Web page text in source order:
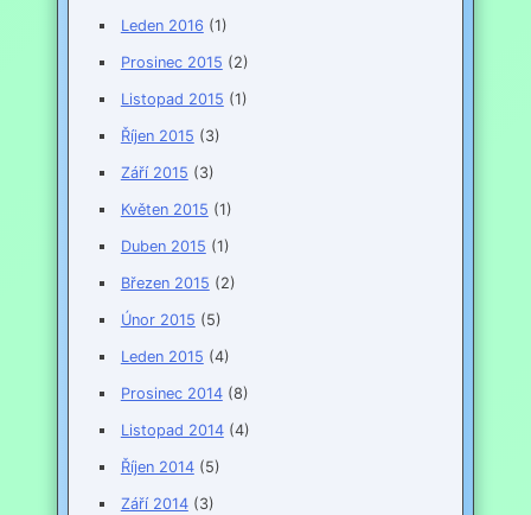
Leden 2016 (1)
Prosinec 2015 (2)
Listopad 2015 (1)
Říjen 2015 (3)
Září 2015 (3)
Květen 2015 (1)
Duben 2015 (1)
Březen 2015 (2)
Únor 2015 (5)
Leden 2015 (4)
Prosinec 2014(8)
Listopad 2014(4)
Říjen 2014(5)
Září 2014(3)